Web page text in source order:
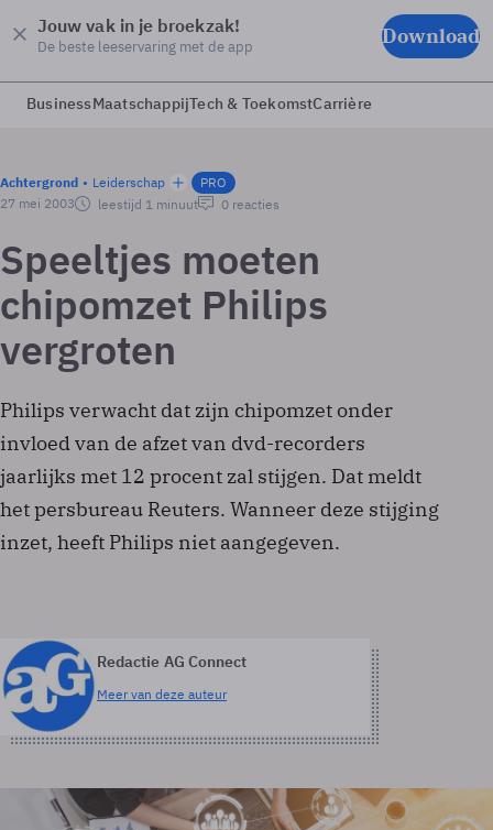
Jouw vak in je broekzak!
De beste leeservaring met de app Download
BusinessMaatschappijTech & ToekomstCarrière
Achtergrond Leiderschap
PRO
27 mei 2003
leestijd 1 minuut 0 reacties
Speeltjes moeten
chipomzet Philips
vergroten
Philips verwacht dat zijn chipomzet onder
invloed van de afzet van dvd-recorders
jaarlijks met 12 procent zal stijgen. Dat meldt
het persbureau Reuters. Wanneer deze stijging
inzet, heeft Philips niet aangegeven.
Redactie AG Connect
Meer van deze auteur